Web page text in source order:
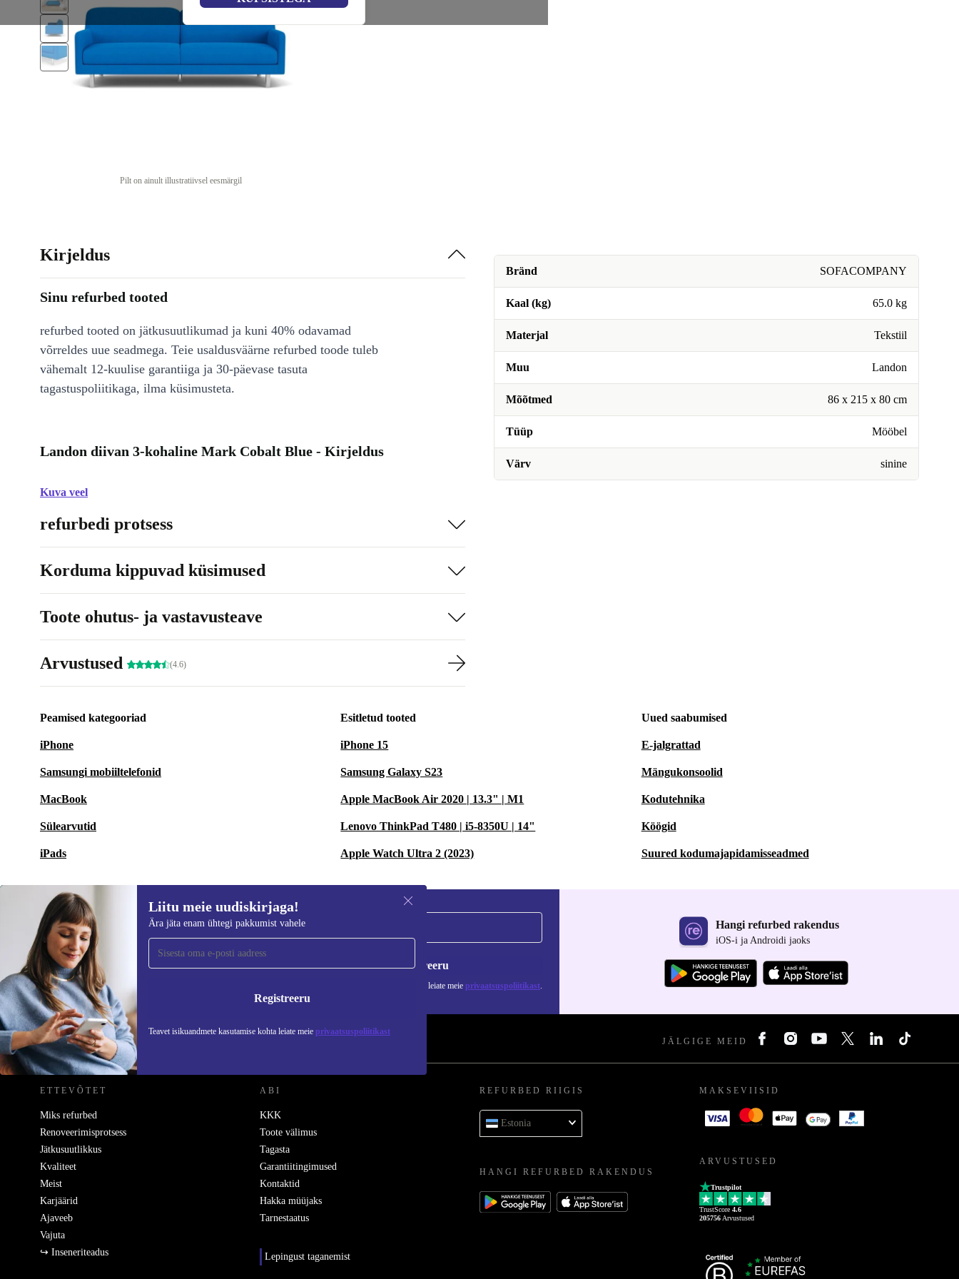
Pilt on ainult illustratiivsel eesmärgil
Bränd SOFACOMPANY
Kaal (kg) 65.0 kg
Materjal Tekstiil
Muu Landon
Mõõtmed 86 x 215 x 80 cm
Tüüp Mööbel
Värv sinine
Kirjeldus
Sinu refurbed tooted
refurbed tooted on jätkusuutlikumad ja kuni 40% odavamad
võrreldes uue seadmega. Teie usaldusväärne refurbed toode tuleb
vähemalt 12-kuulise garantiiga ja 30-päevase tasuta
tagastuspoliitikaga, ilma küsimusteta.
Landon diivan 3-kohaline Mark Cobalt Blue - Kirjeldus
Kuva veel
refurbedi protsess
Korduma kippuvad küsimused
Toote ohutus- ja vastavusteave
Arvustused (4.6)
Peamised kategooriad
iPhone
Samsungi mobiiltelefonid
MacBook
Sülearvutid
iPads
Esitletud tooted
iPhone 15
Samsung Galaxy S23
Apple MacBook Air 2020 | 13.3" | M1
Lenovo ThinkPad T480 | i5-8350U | 14"
Apple Watch Ultra 2 (2023)
Uued saabumised
E-jalgrattad
Mängukonsoolid
Kodutehnika
Köögid
Suured kodumajapidamisseadmed
Liitu meie uudiskirjaga!
Ära jäta enam ühtegi pakkumist vahele
Registreeru
Teavet isikuandmete kasutamise kohta leiate meie privaatsuspoliitikast
Liitu meie uudiskirjaga!
Ära jäta enam ühtegi pakkumist vahele. Registreeru
Teavet isikuandmete kasutamise kohta leiate meie privaatsuspoliitikast.
Hangi refurbed rakendus
iOS-i ja Androidi jaoks
REFURBED EESTI - RETHINK NEW. JÄLGIGE MEID
ETTEVÕTET
Miks refurbed
Renoveerimisprotsess
Jätkusuutlikkus
Kvaliteet
Meist
Karjäärid
Ajaveeb
Vajuta
↪ Inseneriteadus
ABI
KKK
Toote välimus
Tagasta
Garantiitingimused
Kontaktid
Hakka müüjaks
Tarnestaatus
Lepingust taganemist
REFURBED RIIGIS
Estonia
HANGI REFURBED RAKENDUS
MAKSEVIISID
ARVUSTUSED
Trustpilot
TrustScore 4.6
205756 Arvustused